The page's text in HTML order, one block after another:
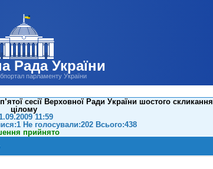
Рада України
парламенту України
сесії Верховної Ради України шостого
цілому
11:59
Не голосували:202 Всього:438
прийнято